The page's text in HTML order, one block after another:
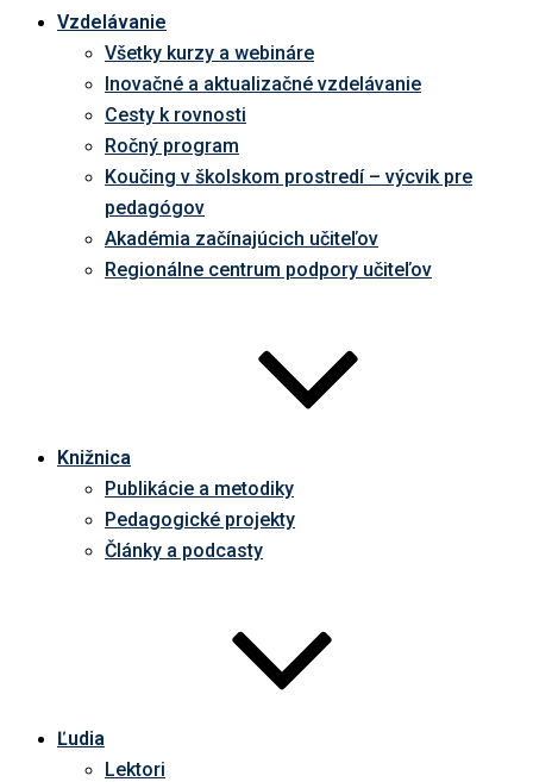
Vzdelávanie
Všetky kurzy a webináre
Inovačné a aktualizačné vzdelávanie
Cesty k rovnosti
Ročný program
Koučing v školskom prostredí – výcvik pre
pedagógov
Akadémia začínajúcich učiteľov
Regionálne centrum podpory učiteľov
Knižnica
Publikácie a metodiky
Pedagogické projekty
Články a podcasty
Ľudia
Lektori